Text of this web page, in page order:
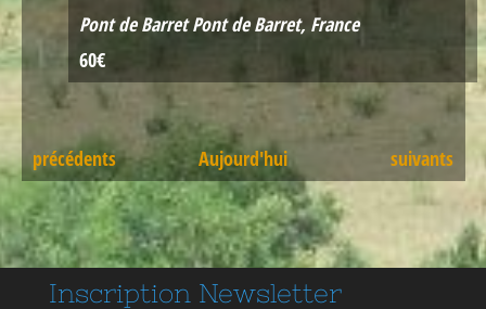
Pont de BarretPont de Barret, France
60€
Évènements
précédents Aujourd'hui Évènements
suivants
Inscription Newsletter